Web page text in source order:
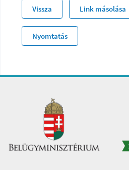
Vissza Link másolása
Nyomtatás